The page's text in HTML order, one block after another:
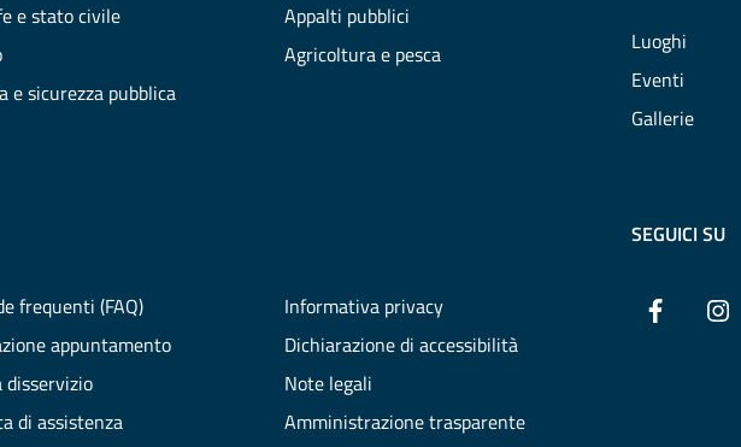
e stato civile
e sicurezza pubblica
Appalti pubblici
Agricoltura e pesca
Luoghi
Eventi
Gallerie
frequenti (FAQ)
appuntamento
disservizio
di assistenza
Informativa privacy
Dichiarazione di accessibilità
Note legali
Amministrazione trasparente
SEGUICI SU
Facebook